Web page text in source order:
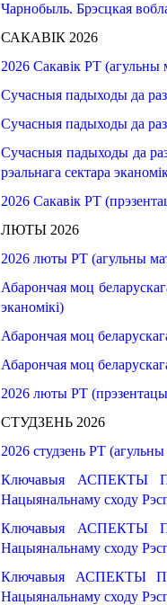
Чарнобыль. Брэсцкая
САКАВІК 2026
2026 Сакавік РТ (агульны
Сучасныя падыходы да
Сучасныя падыходы да
Сучасныя падыходы да
рэальнага сектара
2026 Сакавік РТ
ЛЮТЫ 2026
2026 люты РТ (агульны
Абарончая моц
эканомікі)
Абарончая моц
Абарончая моц
2026 люты РТ
СТУДЗЕНЬ 2026
2026 студзень РТ
Ключавыя
АСПЕКТЫ
Нацыянальнаму сходу
Ключавыя
АСПЕКТЫ
Нацыянальнаму сходу
Ключавыя
АСПЕКТЫ
Нацыянальнаму сходу